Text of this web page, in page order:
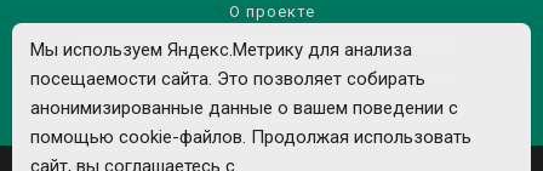
О проекте
Правила использования материалов сайта
Политика обработки персональных данных
Мы используем Яндекс.Метрику для анализа
посещаемости сайта. Это позволяет собирать
анонимизированные данные о вашем поведении с
помощью cookie-файлов. Продолжая использовать
сайт, вы соглашаетесь с